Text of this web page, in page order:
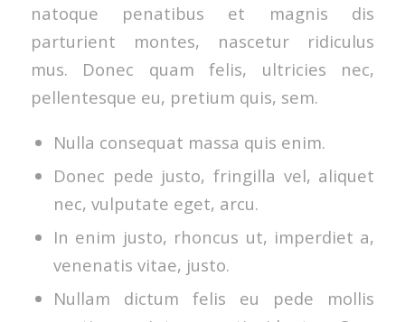
natoque penatibus et magnis dis
parturient montes, nascetur ridiculus
mus. Donec quam felis, ultricies nec,
pellentesque eu, pretium quis, sem.
Nulla consequat massa quis enim.
Donec pede justo, fringilla vel, aliquet
nec, vulputate eget, arcu.
In enim justo, rhoncus ut, imperdiet a,
venenatis vitae, justo.
Nullam dictum felis eu pede mollis